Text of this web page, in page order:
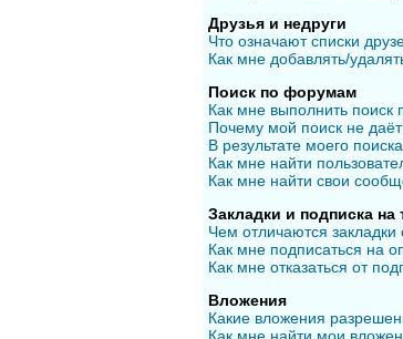
Друзья и недруги
Что означают списки
Как мне добавлять/
Поиск по форумам
Как мне выполнить
Почему мой поиск не даёт
В результате моего
Как мне найти
Как мне найти свои
Закладки и подписка на
Чем отличаются закладки
Как мне подписаться на
Как мне отказаться от
Вложения
Какие вложения